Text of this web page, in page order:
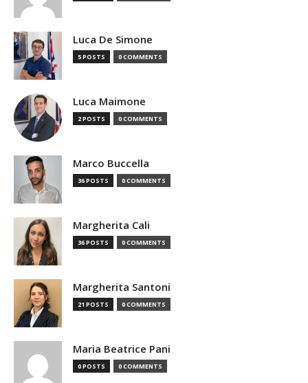
Luca De Simone
5 POSTS 0 COMMENTS
Luca Maimone
2 POSTS 0 COMMENTS
Marco Buccella
36 POSTS 0 COMMENTS
Margherita Cali
36 POSTS 0 COMMENTS
Margherita Santoni
21 POSTS 0 COMMENTS
Maria Beatrice Pani
0 POSTS 0 COMMENTS